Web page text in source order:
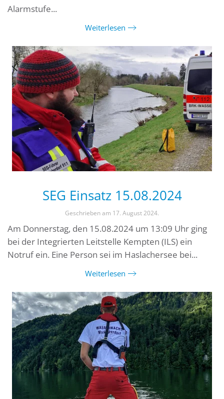
Alarmstufe...
Weiterlesen
SEG Einsatz 15.08.2024
Geschrieben am 17. August 2024.
Am Donnerstag, den 15.08.2024 um 13:09 Uhr ging
bei der Integrierten Leitstelle Kempten (ILS) ein
Notruf ein. Eine Person sei im Haslachersee bei...
Weiterlesen